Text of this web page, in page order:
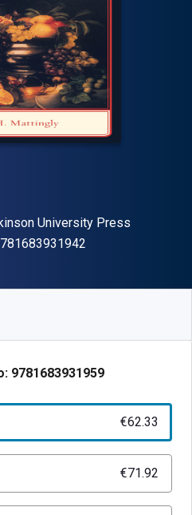
University Press
9781683931959
€62.33
€71.92